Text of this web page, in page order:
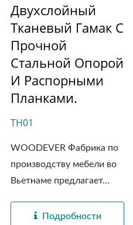
Двухслойный
Тканевый Гамак С
Прочной
Стальной Опорой
И Распорными
Планками.
TH01
WOODEVER Фабрика по
производству мебели во
Вьетнаме предлагает...
Подробности